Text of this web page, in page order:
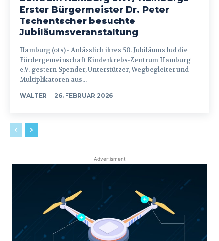
Erster Bürgermeister Dr. Peter
Tschentscher besuchte
Jubiläumsveranstaltung
Hamburg (ots) - Anlässlich ihres 50. Jubiläums lud die
Fördergemeinschaft Kinderkrebs-Zentrum Hamburg
e.V. gestern Spender, Unterstützer, Wegbegleiter und
Multiplikatoren aus...
WALTER - 26. FEBRUAR 2026
Advertisment